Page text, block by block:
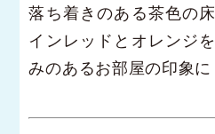
落ち着きのある茶色の
インレッドとオレンジ
みのあるお部屋の印象に